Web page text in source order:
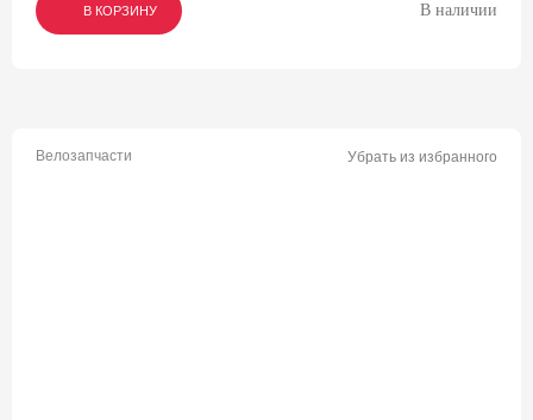
В КОРЗИНУ
В КОРЗИНУ
В КОРЗИНУ В наличии
Велозапчасти Убрать из избранного